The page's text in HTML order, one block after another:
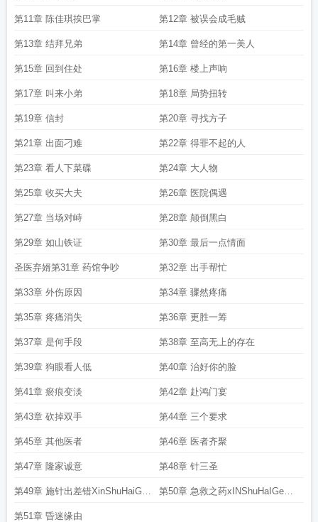
第11章 陈佳琪挨巴掌 第12章 被误会成毛贼
第13章 结拜兄弟 第14章 曾经的第一美人
第15章 回到住处 第16章 楼上声响
第17章 叫来小弟 第18章 局势扭转
第19章 信封 第20章 寻找方子
第21章 出面刁难 第22章 得罪不起的人
第23章 看人下菜碟 第24章 大人物
第25章 收买大夫 第26章 医院偶遇
第27章 当场对峙 第28章 颠倒黑白
第29章 如山铁证 第30章 最后一点情面
圣医弃婿第31章 药馆争吵 第32章 出手帮忙
第33章 外伤原因 第34章 骤然疼痛
第35章 疼痛消失 第36章 更胜一筹
第37章 是何手段 第38章 至高无上的存在
第39章 狗眼看人低 第40章 治好你的脸
第41章 瘀痕变淡 第42章 赴鸿门宴
第43章 砍掉双手 第44章 三个要求
第45章 其他医者 第46章 医者齐聚
第47章 隆家诚意 第48章 针三圣
第49章 施针出差错XinShuHaiGE
CoM
第50章 急救之药xINShuHaIGe
第51章 昏迷缘由